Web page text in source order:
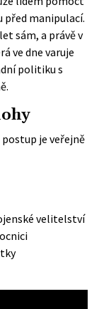
před manipulací.
sám, a právě v
ve dne varuje
politiku s
je veřejně
velitelství